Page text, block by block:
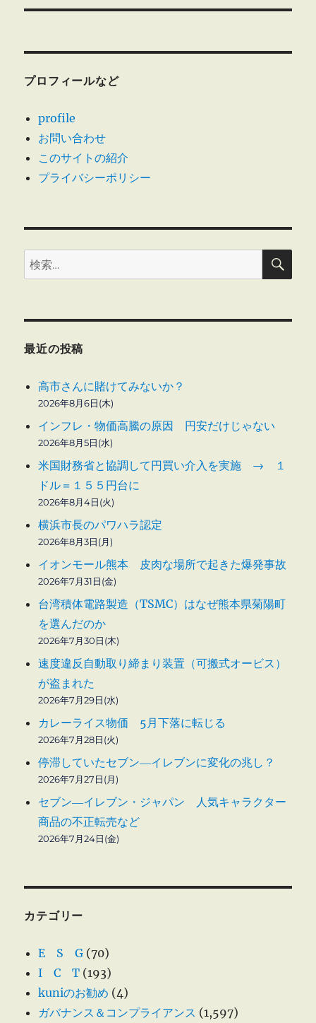
プロフィールなど
profile
お問い合わせ
このサイトの紹介
プライバシーポリシー
検
索:
検
最近の投稿
高市さんに賭けてみないか？
2026年8月6日(木)
インフレ・物価高騰の原因 円安だけじゃない
2026年8月5日(水)
米国財務省と協調して円買い介入を実施 → １
ドル＝１５５円台に
2026年8月4日(火)
横浜市長のパワハラ認定
2026年8月3日(月)
イオンモール熊本 皮肉な場所で起きた爆発事故
2026年7月31日(金)
台湾積体電路製造（TSMC）はなぜ熊本県菊陽町
を選んだのか
2026年7月30日(木)
速度違反自動取り締まり装置（可搬式オービス）
が盗まれた
2026年7月29日(水)
カレーライス物価 5月下落に転じる
2026年7月28日(火)
停滞していたセブン―イレブンに変化の兆し？
2026年7月27日(月)
セブン―イレブン・ジャパン 人気キャラクター
商品の不正転売など
2026年7月24日(金)
カテゴリー
E S G (70)
I C T (193)
kuniのお勧め (4)
ガバナンス＆コンプライアンス (1,597)